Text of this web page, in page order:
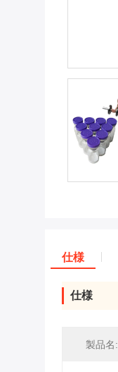
仕様
仕様
製品名: